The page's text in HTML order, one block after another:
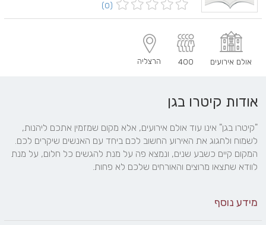
(0)
אולם אירועים 400 הרצליה
אודות קיטרו בגן
לוודא שתצאו מרוצים והאורחים שלכם לא פחות.
מידע נוסף